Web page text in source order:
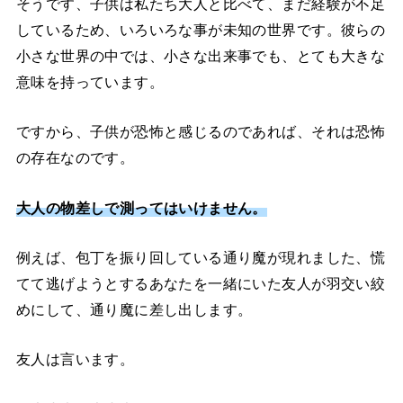
そうです、子供は私たち大人と比べて、まだ経験が不足
しているため、いろいろな事が未知の世界です。彼らの
小さな世界の中では、小さな出来事でも、とても大きな
意味を持っています。
ですから、子供が恐怖と感じるのであれば、それは恐怖
の存在なのです。
大人の物差しで測ってはいけません。
例えば、包丁を振り回している通り魔が現れました、慌
てて逃げようとするあなたを一緒にいた友人が羽交い絞
めにして、通り魔に差し出します。
友人は言います。